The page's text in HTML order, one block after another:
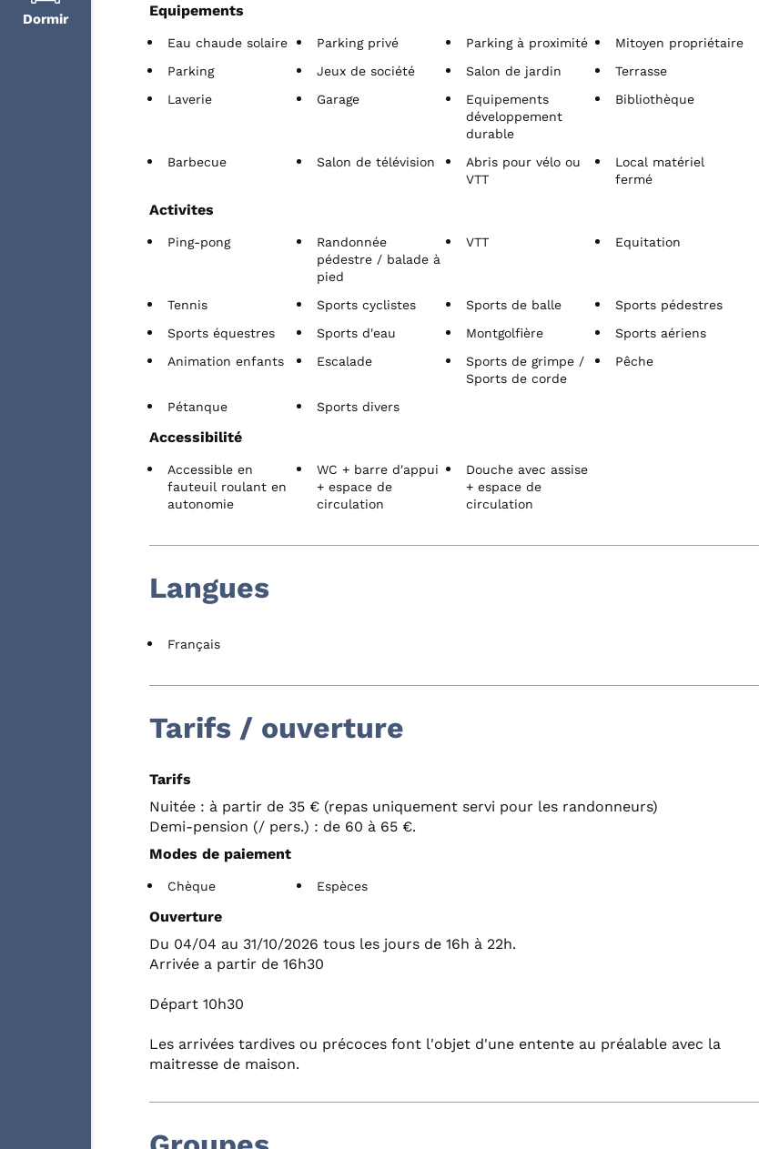
Dormir
Equipements
Eau chaude solaire Parking privé Parking à proximité
Mitoyen propriétaire
Parking
Jeux de société Salon de jardin
Terrasse
Laverie
Garage
Equipements
développement
durable
Bibliothèque
Barbecue Salon de télévision
Abris pour vélo ou
VTT
Local matériel
fermé
Activites
Ping-pong
Randonnée
pédestre / balade à
pied
VTT Equitation
Tennis Sports cyclistes Sports de balle
Sports pédestres
Sports équestres
Sports d'eau Montgolfière
Sports aériens
Animation enfants
Escalade
Sports de grimpe /
Sports de corde
Pêche
Pétanque Sports divers
Accessibilité
Accessible en
fauteuil roulant en
autonomie
WC + barre d'appui
+ espace de
circulation
Douche avec assise
+ espace de
circulation
Langues
Français
Tarifs / ouverture
Tarifs
Nuitée : à partir de 35 € (repas uniquement servi pour les randonneurs)
Demi-pension (/ pers.) : de 60 à 65 €.
Modes de paiement
Chèque Espèces
Ouverture
Du 04/04 au 31/10/2026 tous les jours de 16h à 22h.
Arrivée a partir de 16h30
Départ 10h30
Les arrivées tardives ou précoces font l'objet d'une entente au préalable avec la
maitresse de maison.